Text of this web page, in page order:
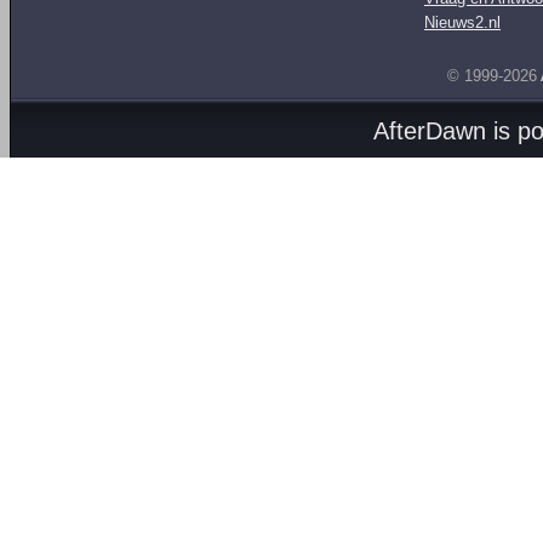
Nieuws2.nl
© 1999-2026
AfterDawn is